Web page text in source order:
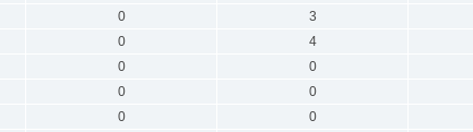
0 3
0 4
0 0
0 0
0 0